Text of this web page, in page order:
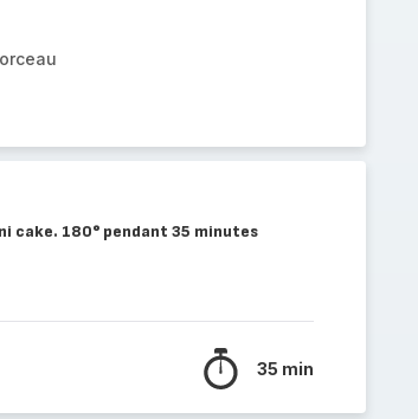
cake. 180° pendant 35 minutes
35 min